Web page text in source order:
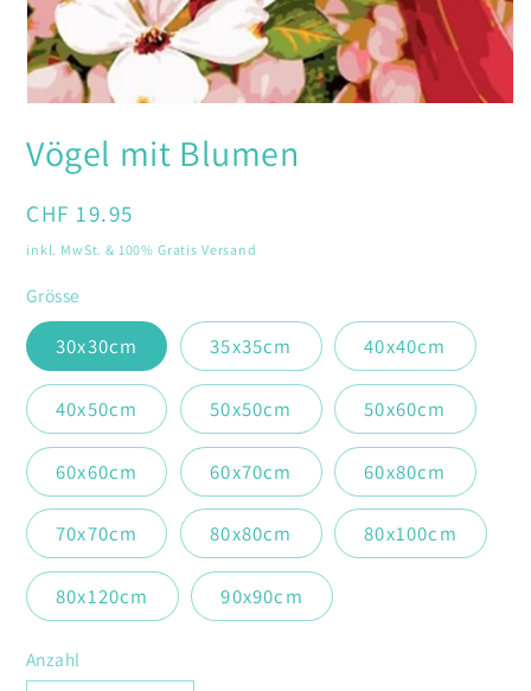
in
Modal
Vögel mit Blumen
Normaler
Preis
CHF 19.95
inkl. MwSt. & 100% Gratis Versand
Grösse
30x30cm 35x35cm 40x40cm
40x50cm 50x50cm 50x60cm
60x60cm 60x70cm 60x80cm
70x70cm 80x80cm 80x100cm
80x120cm 90x90cm
Anzahl